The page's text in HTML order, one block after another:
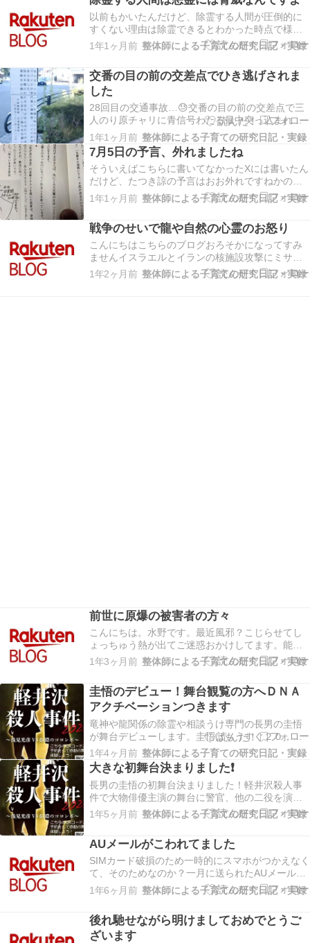
ります。あ、でもこら...
以前もかいたんだけど、除霊する人間が圧倒的に
すくない理由は除霊できるとわかった時点で様々
な悪霊集団に狙われます​
https://plaza.rakuten.co.jp/happylife2013yet/
1年1ヶ月前 整体師による子育ての研究日記・実録
交番の目の前の交差点でひき逃げされま
した
28回目の交通事故…😓交番の目の前の交差点で三
人のり原チャリに青信号わたる最中突っ込まれま
した。ブレーキも掛けず避けもせず真横から未だ
逃走中です。一番後ろはノーヘルなので顔みてま
すがぶつけておいて、に...
1年1ヶ月前 整体師による子育ての研究日記・実録
7月5日の予言、外れましたね
そういえばこちらに書いてなかったXには書いたん
だけど、たつき諒の予言はおお外れですねかの者
は地震ではなく津波が震災の3倍の高さがくる災害
といってましたが、科学的にはありえないです。
1年1ヶ月前 整体師による子育ての研究日記・実録
戦争のせいで龍や自然の心霊のお怒り
こんにちはこちらのブログおろそかになってすみ
ませんイスラエルとイランの核施設攻撃にミサイ
ルバンバンうちこみやがってアホか！！と言う事
態がおきてますが、本当にこれやばい核施設攻撃
1年2ヶ月前 整体師による子育ての研究日記・実録
前世に原爆の被害者の方々
こんにちは。水野です。最近風邪？こじらせてし
ょっちゅう熱が出てご迷惑おかけしてます。能力
つかうとガク❗と体力とミネラルなくなるのでウイ
ルス狙われるのかな…😱何回かあったことなので
1年3ヶ月前 整体師による子育ての研究日記・実録
圭悟のデビュー！舞台観覧の方へＤＮＡ
アクチベーションつきます
​​​​竜神や龍関係の除霊や相談うけ専門の長男の圭悟
が舞台デビューします。圭悟はもうすぐ２０，こ
ちら才色健美整体でも個人デビュー予定です。そ
れもかねて、舞台きてくれた方限定で龍のパワー
もかねそろえた、...
1年4ヶ月前 整体師による子育ての研究日記・実録
大きな初舞台決まりました❗
長男の圭悟の初舞台決まりました！軽井沢殺人事
件で大物俳優主演の舞台に警官、他の二役を演じ
ます！ポスターにも写真も入り3月は稽古づくしで
す。皆様チケット購入はこちらから
1年5ヶ月前 整体師による子育ての研究日記・実録
AUメールがこわれてました
SIMカード破損のため一時的にスマホがつかえなく
て、そのためなのか？一月に送られたAUメールが
今になって届く事態おきてました一応返してます
が届いてないかたご連絡くださいませしかも同じ
1年6ヶ月前 整体師による子育ての研究日記・実録
後れ馳せながら明けましておめでとうご
ざいます